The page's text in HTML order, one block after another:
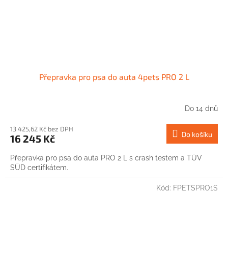
Přepravka pro psa do auta 4pets PRO 2 L
Do 14 dnů
13 425,62 Kč bez DPH
16 245 Kč Do košíku
Přepravka pro psa do auta PRO 2 L s crash testem a TÜV
SÜD certifikátem.
Kód: FPETSPRO1S